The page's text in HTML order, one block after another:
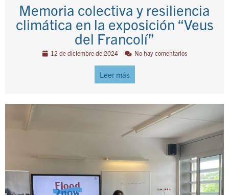
Memoria colectiva y resiliencia
climática en la exposición “Veus
del Francolí”
12 de diciembre de 2024 No hay comentarios
Leer más